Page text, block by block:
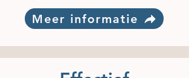
Meer informatie